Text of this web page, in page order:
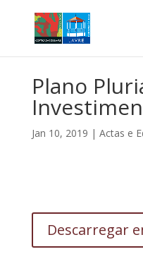
Plano
Jan 10, 2019 | Actas e
Descarregar